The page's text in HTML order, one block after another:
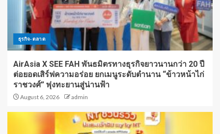
ธุรกิจ-ตลาด
AirAsia X SEE FAH พันธมิตรทางธุรกิจยาวนานกว่า 20 ปี
ต่อยอดเสิร์ฟความอร่อย ยกเมนูระดับตำนาน “ข้าวหน้าไก่
ราชวงศ์” พุ่งทะยานสู่น่านฟ้า
August 6, 2026 admin